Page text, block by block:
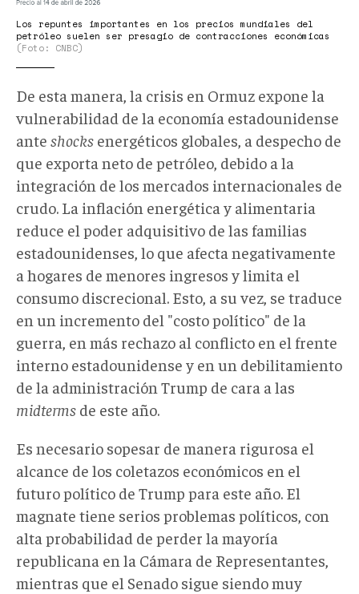
Los repuntes importantes en los precios mundiales del
petróleo suelen ser presagio de contracciones económicas
(Foto: CNBC)
De esta manera, la crisis en Ormuz expone la
vulnerabilidad de la economía estadounidense
ante shocks energéticos globales, a despecho de
que exporta neto de petróleo, debido a la
integración de los mercados internacionales de
crudo. La inflación energética y alimentaria
reduce el poder adquisitivo de las familias
estadounidenses, lo que afecta negativamente
a hogares de menores ingresos y limita el
consumo discrecional. Esto, a su vez, se traduce
en un incremento del "costo político" de la
guerra, en más rechazo al conflicto en el frente
interno estadounidense y en un debilitamiento
de la administración Trump de cara a las
midterms de este año.
Es necesario sopesar de manera rigurosa el
alcance de los coletazos económicos en el
futuro político de Trump para este año. El
magnate tiene serios problemas políticos, con
alta probabilidad de perder la mayoría
republicana en la Cámara de Representantes,
mientras que el Senado sigue siendo muy